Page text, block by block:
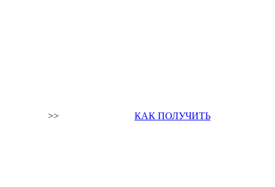
>> КАК ПОЛУЧИТЬ